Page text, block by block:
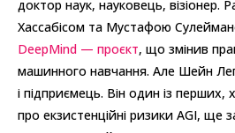
доктор наук, науковець, візіонер.
Хассабісом та Мустафою
DeepMind — проєкт, що змінив
машинного навчання. Але Шейн
і підприємець. Він один із перших,
про екзистенційні ризики AGI, ще